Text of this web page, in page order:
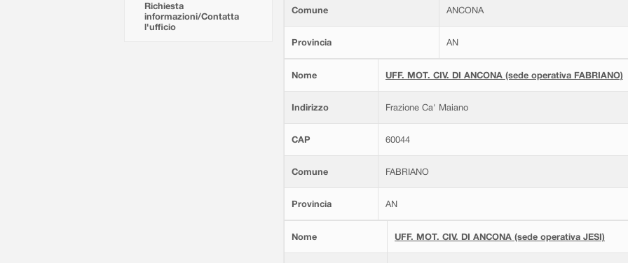
Richiesta
informazioni/Contatta
l'ufficio
Comune ANCONA
Provincia AN
Nome UFF. MOT. CIV. DI ANCONA (sede operativa FABRIANO)
Indirizzo Frazione Ca' Maiano
CAP 60044
Comune FABRIANO
Provincia AN
Nome UFF. MOT. CIV. DI ANCONA (sede operativa JESI)